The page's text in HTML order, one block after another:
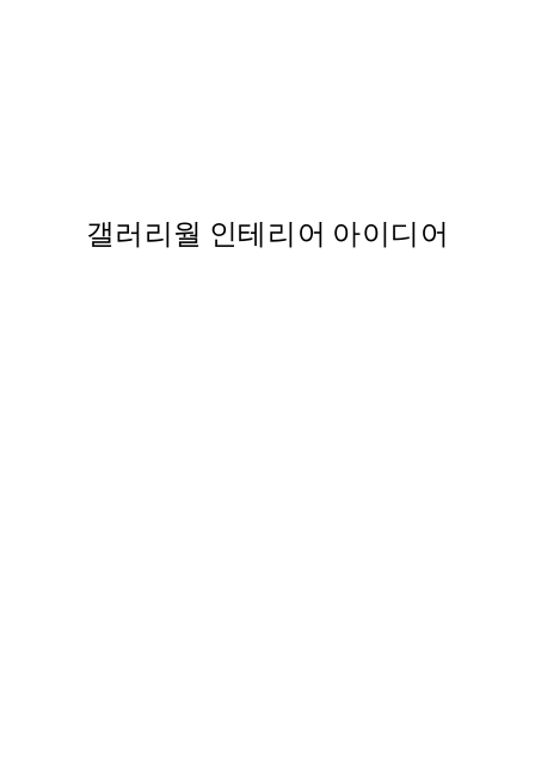
갤러리월 인테리어 아이디어